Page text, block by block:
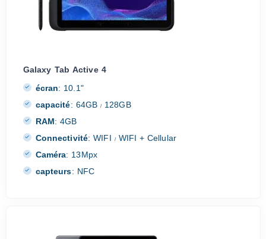
Galaxy Tab Active 4
écran: 10.1"
capacité: 64GB/ 128GB
RAM: 4GB
Connectivité: WIFI /WIFI + Cellular
Caméra: 13Mpx
capteurs: NFC